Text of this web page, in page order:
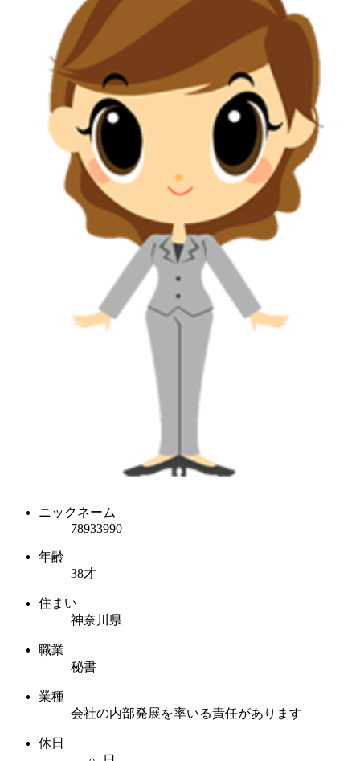
ニックネーム
78933990
年齢
38才
住まい
神奈川県
職業
秘書
業種
会社の内部発展を率いる責任があります
休日